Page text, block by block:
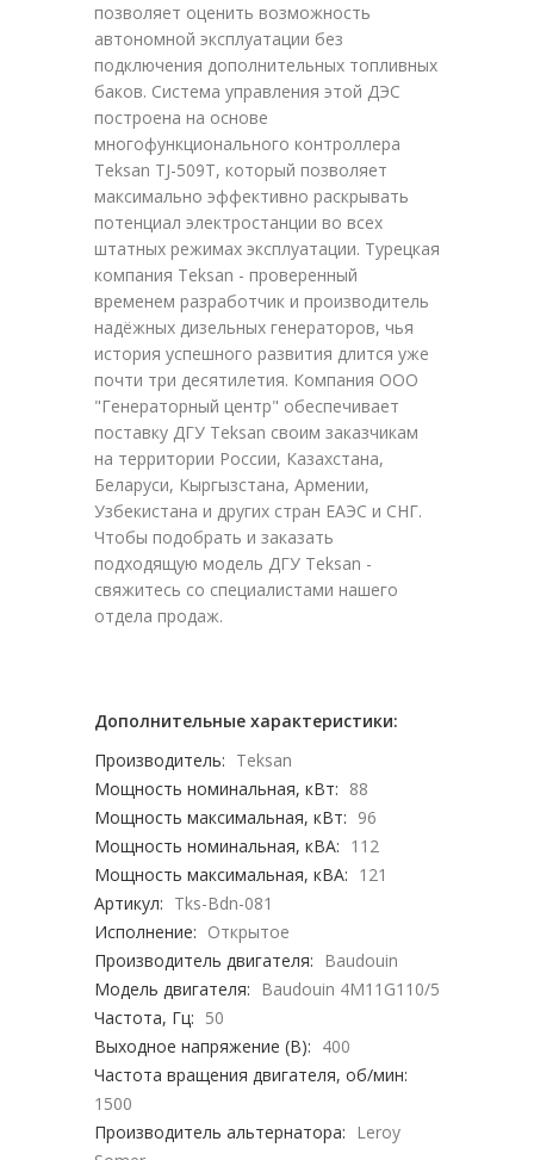
позволяет оценить возможность
автономной эксплуатации без
подключения дополнительных топливных
баков. Система управления этой ДЭС
построена на основе
многофункционального контроллера
Teksan TJ-509T, который позволяет
максимально эффективно раскрывать
потенциал электростанции во всех
штатных режимах эксплуатации. Турецкая
компания Teksan - проверенный
временем разработчик и производитель
надёжных дизельных генераторов, чья
история успешного развития длится уже
почти три десятилетия. Компания ООО
"Генераторный центр" обеспечивает
поставку ДГУ Teksan своим заказчикам
на территории России, Казахстана,
Беларуси, Кыргызстана, Армении,
Узбекистана и других стран ЕАЭС и СНГ.
Чтобы подобрать и заказать
подходящую модель ДГУ Teksan -
свяжитесь со специалистами нашего
отдела продаж.
Дополнительные характеристики:
Производитель: Teksan
Мощность номинальная, кВт: 88
Мощность максимальная, кВт: 96
Мощность номинальная, кВА: 112
Мощность максимальная, кВА: 121
Артикул: Tks-Bdn-081
Исполнение: Открытое
Производитель двигателя:
Baudouin
Модель двигателя:
Baudouin 4M11G110/5
Частота, Гц: 50
Выходное напряжение (В): 400
Частота вращения двигателя, об/мин:
1500
Производитель альтернатора:
Leroy